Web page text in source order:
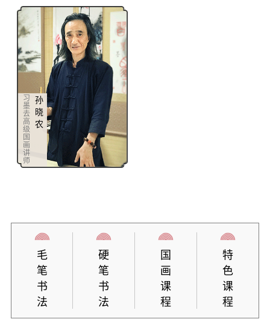
孙
晓
农
习
墨
去
高
级
国
画
讲
师
毛
笔
书
法
硬
笔
书
法
国
画
课
程
特
色
课
程